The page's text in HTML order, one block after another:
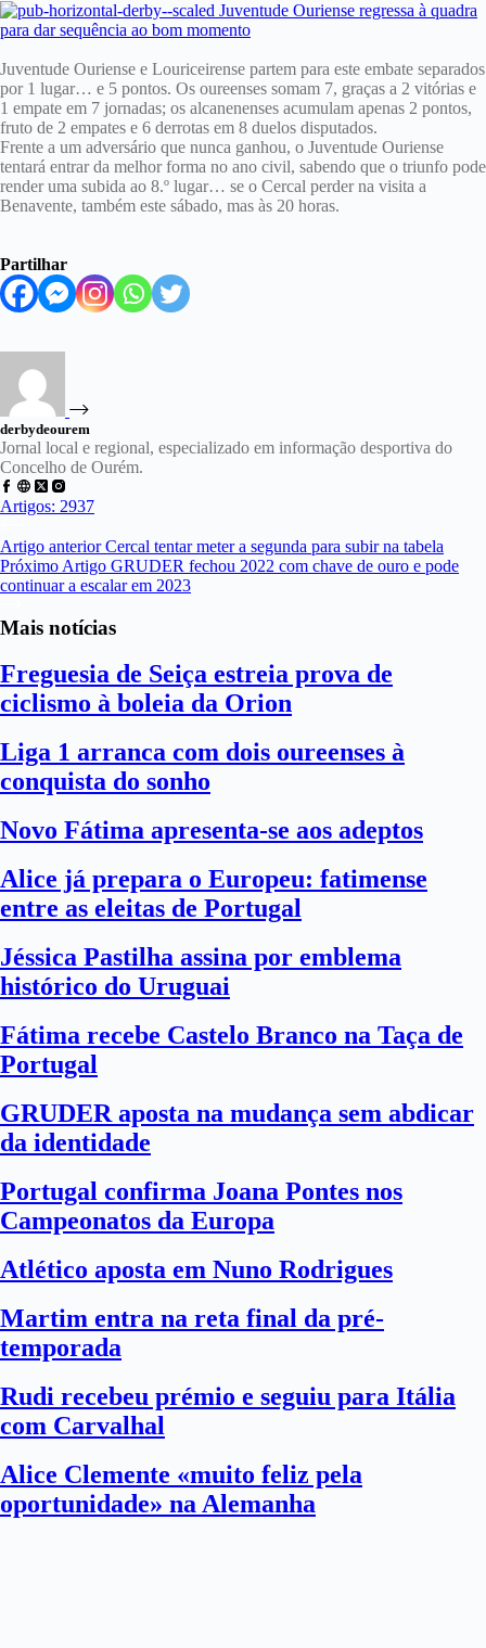
Juventude Ouriense e Louriceirense partem para este embate separados
por 1 lugar… e 5 pontos. Os oureenses somam 7, graças a 2 vitórias e
1 empate em 7 jornadas; os alcanenenses acumulam apenas 2 pontos,
fruto de 2 empates e 6 derrotas em 8 duelos disputados.
Frente a um adversário que nunca ganhou, o Juventude Ouriense
tentará entrar da melhor forma no ano civil, sabendo que o triunfo pode
render uma subida ao 8.º lugar… se o Cercal perder na visita a
Benavente, também este sábado, mas às 20 horas.
Partilhar
derbydeourem
Jornal local e regional, especializado em informação desportiva do
Concelho de Ourém.
Artigos: 2937
Artigo anteriorCercal tentar meter a segunda para subir na tabela
Próximo Artigo GRUDER fechou 2022 com chave de ouro e pode
continuar a escalar em 2023
Mais notícias
Freguesia de Seiça estreia prova de
ciclismo à boleia da Orion
Liga 1 arranca com dois oureenses à
conquista do sonho
Novo Fátima apresenta-se aos adeptos
Alice já prepara o Europeu: fatimense
entre as eleitas de Portugal
Jéssica Pastilha assina por emblema
histórico do Uruguai
Fátima recebe Castelo Branco na Taça de
Portugal
GRUDER aposta na mudança sem abdicar
da identidade
Portugal confirma Joana Pontes nos
Campeonatos da Europa
Atlético aposta em Nuno Rodrigues
Martim entra na reta final da pré-
temporada
Rudi recebeu prémio e seguiu para Itália
com Carvalhal
Alice Clemente «muito feliz pela
oportunidade» na Alemanha